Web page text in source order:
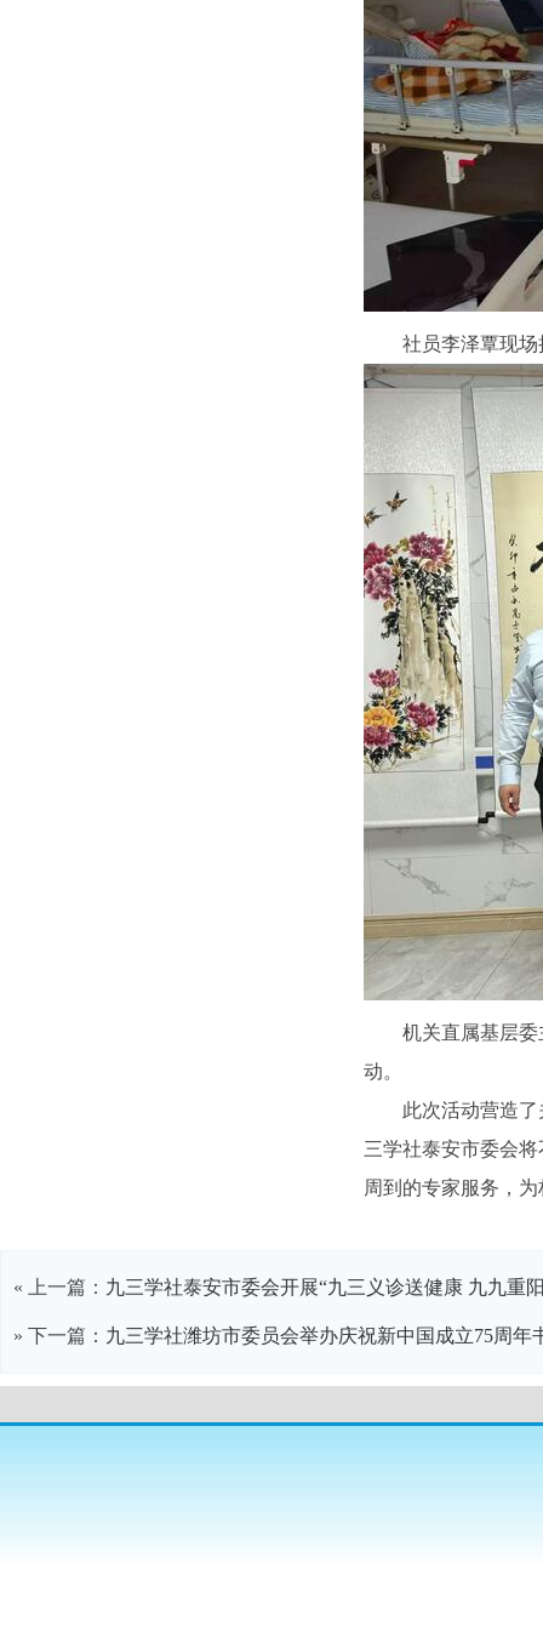
社员李泽覃现
机关直属基层
动。
此次活动营造
三学社泰安市委会
周到的专家服务，
« 上一篇： 九三学社泰安市委会开展“九三义诊送健康 九九重
» 下一篇： 九三学社潍坊市委员会举办庆祝新中国成立75周